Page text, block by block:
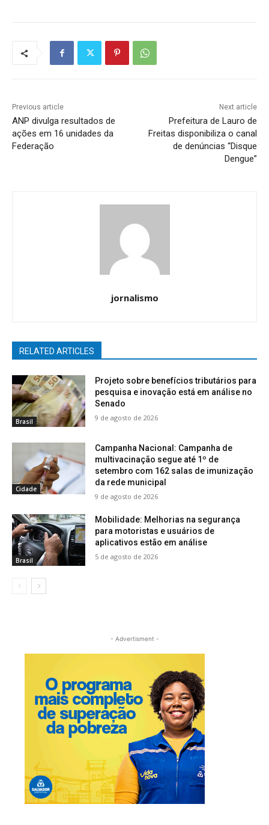
Previous article
ANP divulga resultados de
ações em 16 unidades da
Federação
Next article
Prefeitura de Lauro de
Freitas disponibiliza o canal
de denúncias “Disque
Dengue”
jornalismo
RELATED ARTICLES
Brasil
Projeto sobre benefícios tributários para
pesquisa e inovação está em análise no
Senado
9 de agosto de 2026
Cidade
Campanha Nacional: Campanha de
multivacinação segue até 1º de
setembro com 162 salas de imunização
da rede municipal
9 de agosto de 2026
Brasil
Mobilidade: Melhorias na segurança
para motoristas e usuários de
aplicativos estão em análise
5 de agosto de 2026
- Advertisment -